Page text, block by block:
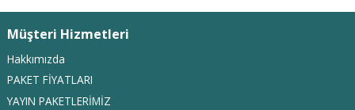
Müşteri Hizmetleri
Hakkımızda
PAKET FİYATLARI
YAYIN PAKETLERİMİZ